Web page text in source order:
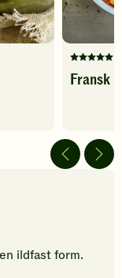
Denne
av
5
din
Fransk
ildfast form.